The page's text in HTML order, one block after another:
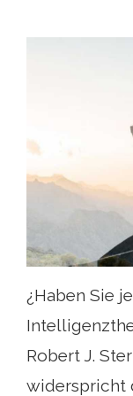
¿Haben Sie
Robert J.
widerspricht